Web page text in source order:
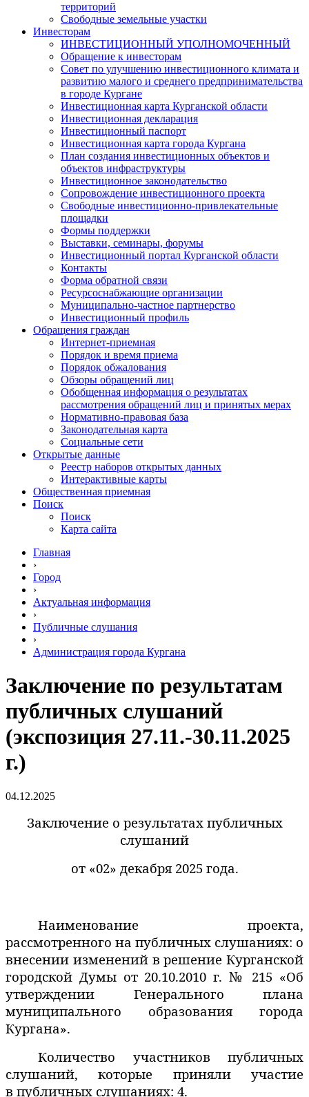
территорий
Свободные земельные участки
Инвесторам
ИНВЕСТИЦИОННЫЙ УПОЛНОМОЧЕННЫЙ
Обращение к инвесторам
Совет по улучшению инвестиционного климата и
развитию малого и среднего предпринимательства
в городе Кургане
Инвестиционная карта Курганской области
Инвестиционная декларация
Инвестиционный паспорт
Инвестиционная карта города Кургана
План создания инвестиционных объектов и
объектов инфраструктуры
Инвестиционное законодательство
Сопровождение инвестиционного проекта
Свободные инвестиционно-привлекательные
площадки
Формы поддержки
Выставки, семинары, форумы
Инвестиционный портал Курганской области
Контакты
Форма обратной связи
Ресурсоснабжающие организации
Муниципально-частное партнерство
Инвестиционный профиль
Обращения граждан
Интернет-приемная
Порядок и время приема
Порядок обжалования
Обзоры обращений лиц
Обобщенная информация о результатах
рассмотрения обращений лиц и принятых мерах
Нормативно-правовая база
Законодательная карта
Социальные сети
Открытые данные
Реестр наборов открытых данных
Интерактивные карты
Общественная приемная
Поиск
Поиск
Карта сайта
Главная
›
Город
›
Актуальная информация
›
Публичные слушания
›
Администрация города Кургана
Заключение по результатам
публичных слушаний
(экспозиция 27.11.-30.11.2025
г.)
04.12.2025
Заключение о результатах публичных
слушаний
от «02» декабря 2025 года.
Наименование проекта,
рассмотренного на публичных слушаниях: о
внесении изменений в решение Курганской
городской Думы от 20.10.2010 г. № 215 «Об
утверждении Генерального плана
муниципального образования города
Кургана».
Количество участников публичных
слушаний, которые приняли участие
в публичных слушаниях: 4.